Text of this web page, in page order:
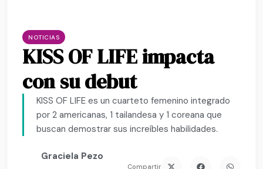
NOTICIAS
KISS OF LIFE impacta
con su debut
KISS OF LIFE es un cuarteto femenino integrado
por 2 americanas, 1 tailandesa y 1 coreana que
buscan demostrar sus increíbles habilidades.
Graciela Pezo
Compartir